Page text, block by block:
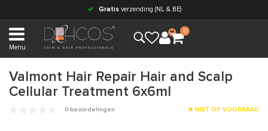
Gratisverzending (NL & BE)
Menu
0
Valmont Hair Repair Hair and Scalp
Cellular Treatment 6x6ml
0 beoordelingen NIET OP VOORRAAD